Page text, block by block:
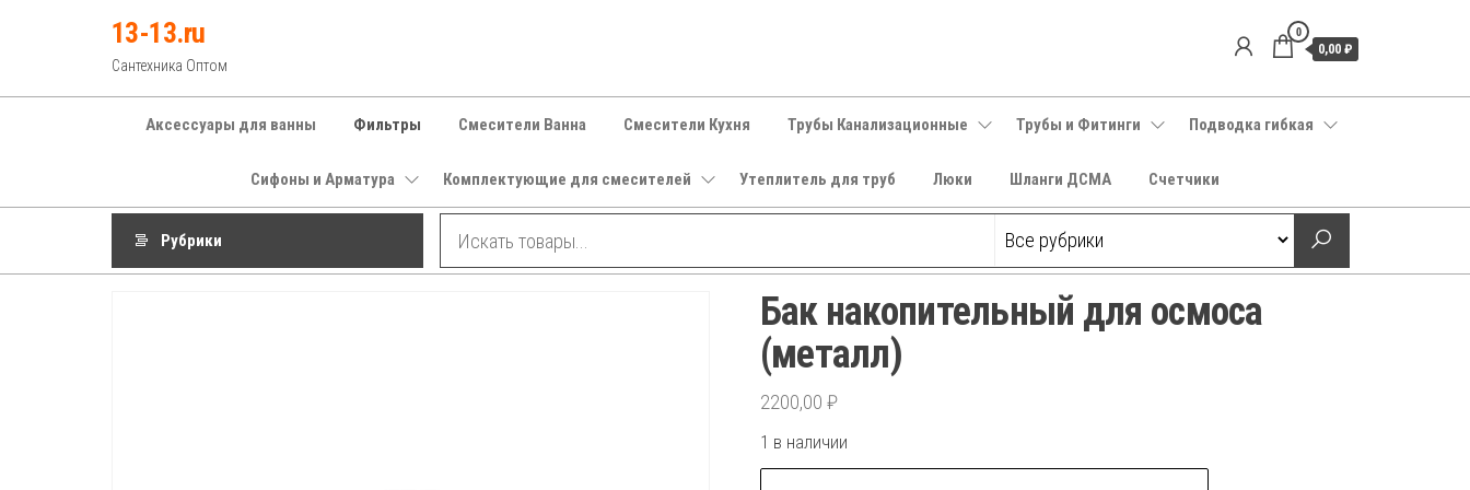
13-13.ru
Сантехника Оптом
0
0,00 ₽
Аксессуары для ванны Фильтры Смесители Ванна Смесители Кухня Трубы Канализационные Трубы и Фитинги Подводка гибкая
Сифоны и Арматура Комплектующие для смесителей Утеплитель для труб Люки Шланги ДСМА Счетчики
Рубрики
Бак накопительный для осмоса
(металл)
2200,00 ₽
1 в наличии